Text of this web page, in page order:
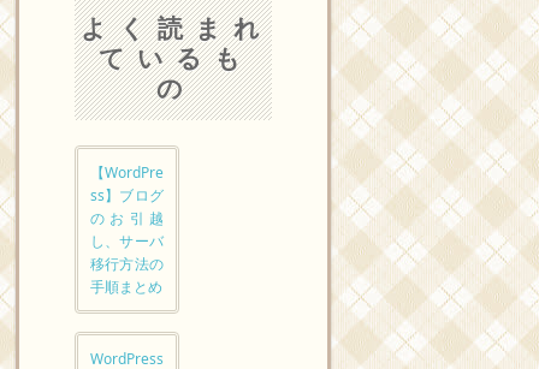
よく読まれ
ているも
の
【WordPre
ss】ブログ
のお引越
し、サーバ
移行方法の
手順まとめ
WordPress